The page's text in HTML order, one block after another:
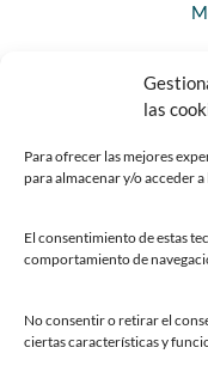
las
Para ofrecer las mejores
para almacenar y/o acceder
El consentimiento de estas
comportamiento de
No consentir o retirar el
ciertas características y
SEDES
Sede